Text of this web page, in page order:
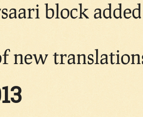
block
new